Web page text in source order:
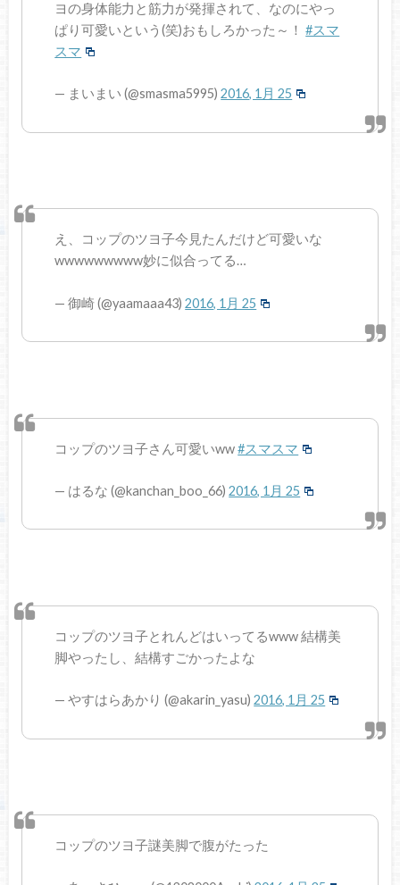
ヨの身体能力と筋力が発揮されて、なのにやっ
ぱり可愛いという(笑)おもしろかった～！#スマ
スマ
— まいまい (@smasma5995)2016, 1月 25
え、コップのツヨ子今見たんだけど可愛いな
wwwwwwwww妙に似合ってる…
— 御崎 (@yaamaaa43)2016, 1月 25
コップのツヨ子さん可愛いww#スマスマ
— はるな (@kanchan_boo_66)2016, 1月 25
コップのツヨ子とれんどはいってるwww 結構美
脚やったし、結構すごかったよな
— やすはらあかり (@akarin_yasu)2016, 1月 25
コップのツヨ子謎美脚で腹がたった